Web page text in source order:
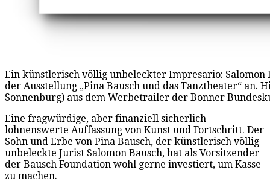
Ein künstlerisch völlig unbeleckter Impresario: Salomon
der Ausstellung „Pina Bausch und das Tanztheater“ an.
Sonnenburg) aus dem Werbetrailer der Bonner
Eine fragwürdige, aber finanziell sicherlich
lohnenswerte Auffassung von Kunst und Fortschritt. Der
Sohn und Erbe von Pina Bausch, der künstlerisch völlig
unbeleckte Jurist Salomon Bausch, hat als Vorsitzender
der Bausch Foundation wohl gerne investiert, um Kasse
zu machen.